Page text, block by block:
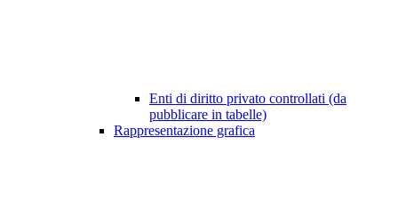
Enti di diritto privato controllati (da
pubblicare in tabelle)
Rappresentazione grafica